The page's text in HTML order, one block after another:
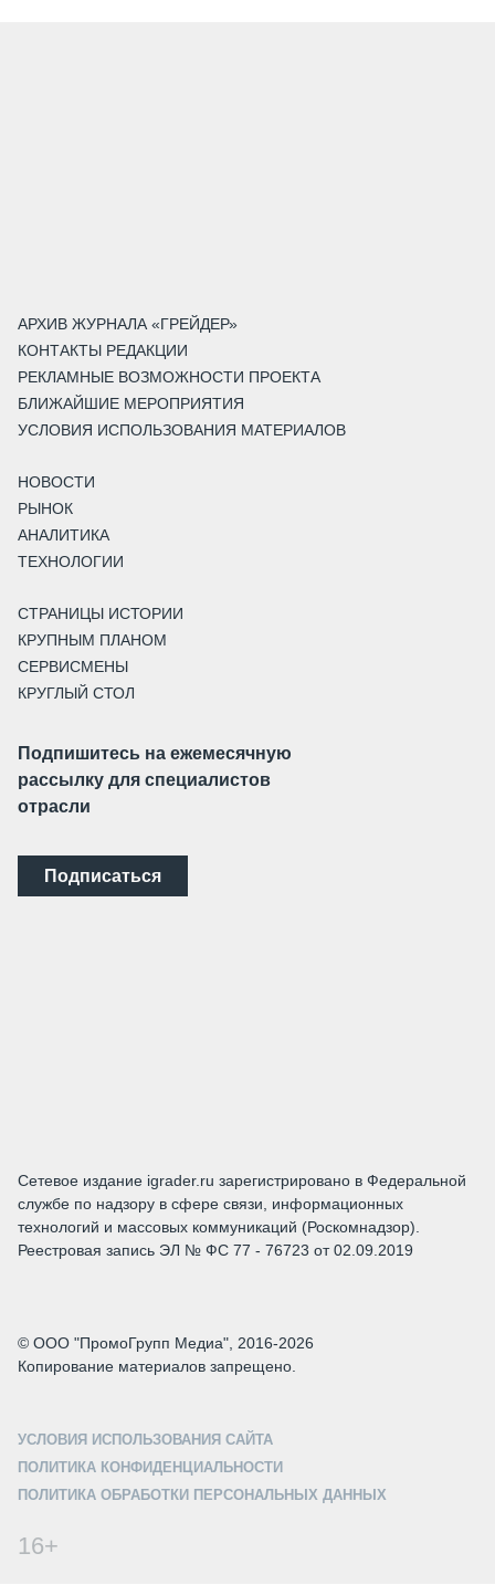
АРХИВ ЖУРНАЛА «ГРЕЙДЕР»
КОНТАКТЫ РЕДАКЦИИ
РЕКЛАМНЫЕ ВОЗМОЖНОСТИ ПРОЕКТА
БЛИЖАЙШИЕ МЕРОПРИЯТИЯ
УСЛОВИЯ ИСПОЛЬЗОВАНИЯ МАТЕРИАЛОВ
НОВОСТИ
РЫНОК
АНАЛИТИКА
ТЕХНОЛОГИИ
СТРАНИЦЫ ИСТОРИИ
КРУПНЫМ ПЛАНОМ
СЕРВИСМЕНЫ
КРУГЛЫЙ СТОЛ
Подпишитесь на ежемесячную
рассылку для специалистов
отрасли
Подписаться
Сетевое издание igrader.ru зарегистрировано в Федеральной
службе по надзору в сфере связи, информационных
технологий и массовых коммуникаций (Роскомнадзор).
Реестровая запись ЭЛ № ФС 77 - 76723 от 02.09.2019
© ООО "ПромоГрупп Медиа", 2016-2026
Копирование материалов запрещено.
УСЛОВИЯ ИСПОЛЬЗОВАНИЯ САЙТА
ПОЛИТИКА КОНФИДЕНЦИАЛЬНОСТИ
ПОЛИТИКА ОБРАБОТКИ ПЕРСОНАЛЬНЫХ ДАННЫХ
16+